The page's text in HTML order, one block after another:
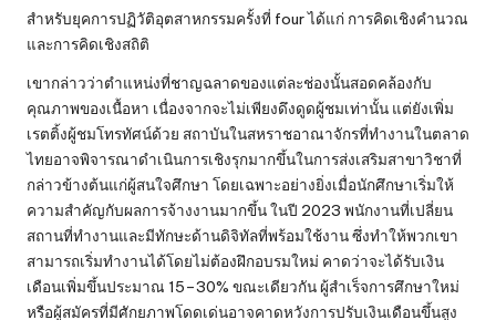
สำหรับยุคการปฏิวัติอุตสาหกรรมครั้งที่ four ได้แก่ การคิดเชิงคำนวณ
และการคิดเชิงสถิติ
เขากล่าวว่าตำแหน่งที่ชาญฉลาดของแต่ละช่องนั้นสอดคล้องกับ
คุณภาพของเนื้อหา เนื่องจากจะไม่เพียงดึงดูดผู้ชมเท่านั้น แต่ยังเพิ่ม
เรตติ้งผู้ชมโทรทัศน์ด้วย สถาบันในสหราชอาณาจักรที่ทำงานในตลาด
ไทยอาจพิจารณาดำเนินการเชิงรุกมากขึ้นในการส่งเสริมสาขาวิชาที่
กล่าวข้างต้นแก่ผู้สนใจศึกษา โดยเฉพาะอย่างยิ่งเมื่อนักศึกษาเริ่มให้
ความสำคัญกับผลการจ้างงานมากขึ้น ในปี 2023 พนักงานที่เปลี่ยน
สถานที่ทำงานและมีทักษะด้านดิจิทัลที่พร้อมใช้งาน ซึ่งทำให้พวกเขา
สามารถเริ่มทำงานได้โดยไม่ต้องฝึกอบรมใหม่ คาดว่าจะได้รับเงิน
เดือนเพิ่มขึ้นประมาณ 15–30% ขณะเดียวกัน ผู้สำเร็จการศึกษาใหม่
หรือผู้สมัครที่มีศักยภาพโดดเด่นอาจคาดหวังการปรับเงินเดือนขึ้นสูง